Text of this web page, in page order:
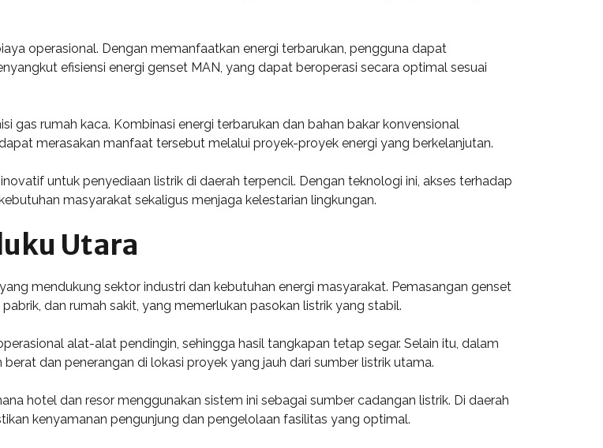
operasional. Dengan memanfaatkan energi terbarukan, pengguna dapat
efisiensi energi genset MAN, yang dapat beroperasi secara optimal sesuai
gas rumah kaca. Kombinasi energi terbarukan dan bahan bakar konvensional
merasakan manfaat tersebut melalui proyek-proyek energi yang berkelanjutan.
untuk penyediaan listrik di daerah terpencil. Dengan teknologi ini, akses terhadap
masyarakat sekaligus menjaga kelestarian lingkungan.
Utara
mendukung sektor industri dan kebutuhan energi masyarakat. Pemasangan genset
dan rumah sakit, yang memerlukan pasokan listrik yang stabil.
alat-alat pendingin, sehingga hasil tangkapan tetap segar. Selain itu, dalam
dan penerangan di lokasi proyek yang jauh dari sumber listrik utama.
hotel dan resor menggunakan sistem ini sebagai sumber cadangan listrik. Di daerah
kenyamanan pengunjung dan pengelolaan fasilitas yang optimal.